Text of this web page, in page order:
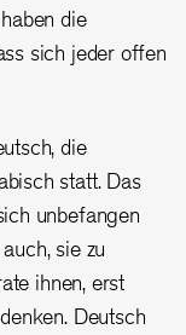
die
sich jeder offen
die
statt. Das
unbefangen
sie zu
ihnen, erst
Deutsch